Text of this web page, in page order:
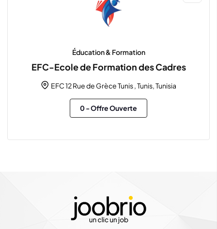
Éducation & Formation
EFC-Ecole de Formation des Cadres
EFC 12 Rue de Grèce Tunis , Tunis, Tunisia
0- Offre Ouverte